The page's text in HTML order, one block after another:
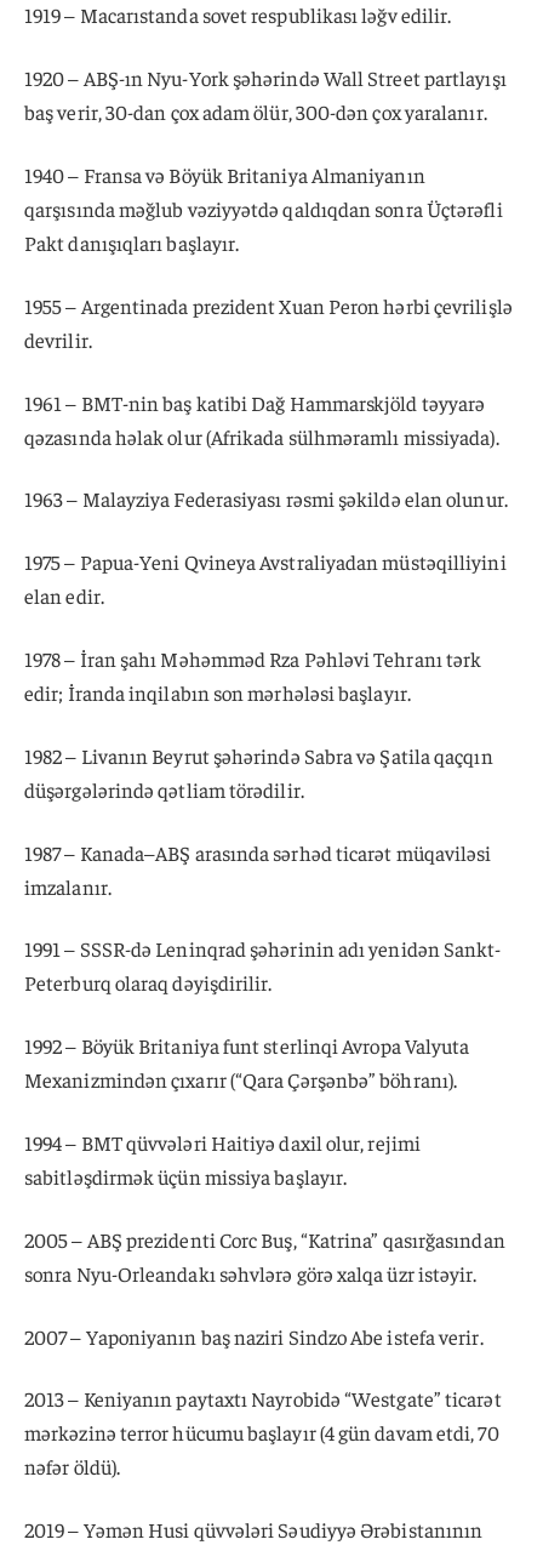
1919 – Macarıstanda sovet respublikası ləğv edilir.
1920 – ABŞ-ın Nyu-York şəhərində Wall Street partlayışı
baş verir, 30-dan çox adam ölür, 300-dən çox yaralanır.
1940 – Fransa və Böyük Britaniya Almaniyanın
qarşısında məğlub vəziyyətdə qaldıqdan sonra Üçtərəfli
Pakt danışıqları başlayır.
1955 – Argentinada prezident Xuan Peron hərbi çevrilişlə
devrilir.
1961 – BMT-nin baş katibi Dağ Hammarskjöld təyyarə
qəzasında həlak olur (Afrikada sülhməramlı missiyada).
1963 – Malayziya Federasiyası rəsmi şəkildə elan olunur.
1975 – Papua-Yeni Qvineya Avstraliyadan müstəqilliyini
elan edir.
1978 – İran şahı Məhəmməd Rza Pəhləvi Tehranı tərk
edir; İranda inqilabın son mərhələsi başlayır.
1982 – Livanın Beyrut şəhərində Sabra və Şatila qaçqın
düşərgələrində qətliam törədilir.
1987 – Kanada–ABŞ arasında sərhəd ticarət müqaviləsi
imzalanır.
1991 – SSSR-də Leninqrad şəhərinin adı yenidən Sankt-
Peterburq olaraq dəyişdirilir.
1992 – Böyük Britaniya funt sterlinqi Avropa Valyuta
Mexanizmindən çıxarır (“Qara Çərşənbə” böhranı).
1994 – BMT qüvvələri Haitiyə daxil olur, rejimi
sabitləşdirmək üçün missiya başlayır.
2005 – ABŞ prezidenti Corc Buş, “Katrina” qasırğasından
sonra Nyu-Orleandakı səhvlərə görə xalqa üzr istəyir.
2007 – Yaponiyanın baş naziri Sindzo Abe istefa verir.
2013 – Keniyanın paytaxtı Nayrobidə “Westgate” ticarət
mərkəzinə terror hücumu başlayır (4 gün davam etdi, 70
nəfər öldü).
2019 – Yəmən Husi qüvvələri Səudiyyə Ərəbistanının